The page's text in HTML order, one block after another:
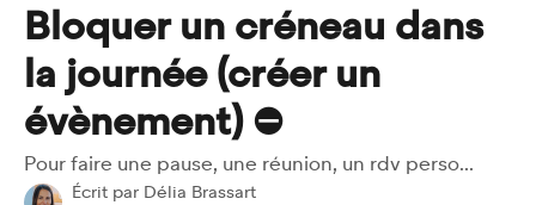
Bloquer un créneau dans
la journée (créer un
évènement) ⛔️
Pour faire une pause, une réunion, un rdv perso...
Écrit par Délia Brassart